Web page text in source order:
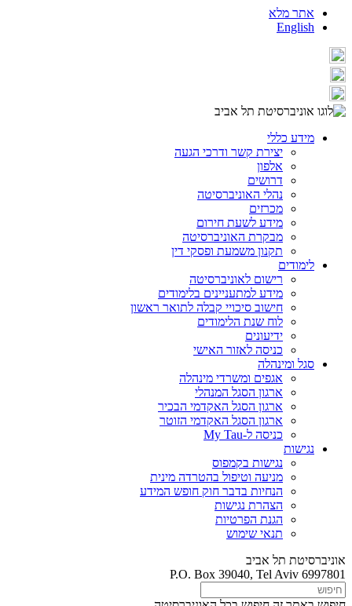
אתר מלא
English
מידע כללי
יצירת קשר ודרכי הגעה
אלפון
דרושים
נהלי האוניברסיטה
מכרזים
מידע לשעת חירום
מבקרת האוניברסיטה
תקנון משמעת ופסקי דין
לימודים
רישום לאוניברסיטה
מידע למתעניינים בלימודים
חישוב סיכויי קבלה לתואר ראשון
לוח שנת הלימודים
ידיעונים
כניסה לאזור האישי
סגל ומינהלה
אגפים ומשרדי מינהלה
ארגון הסגל המנהלי
ארגון הסגל האקדמי הבכיר
ארגון הסגל האקדמי הזוטר
כניסה ל-My Tau
נגישות
נגישות בקמפוס
מניעה וטיפול בהטרדה מינית
הנחיות בדבר חוק חופש המידע
הצהרת נגישות
הגנת הפרטיות
תנאי שימוש
אוניברסיטת תל אביב
P.O. Box 39040, Tel Aviv 6997801